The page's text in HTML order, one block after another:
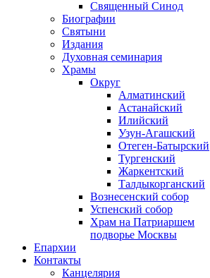
Священный Синод
Биографии
Святыни
Издания
Духовная семинария
Храмы
Округ
Алматинский
Астанайский
Илийский
Узун-Агашский
Отеген-Батырский
Тургенский
Жаркентский
Талдыкорганский
Вознесенский собор
Успенский собор
Храм на Патриаршем
подворье Москвы
Епархии
Контакты
Канцелярия